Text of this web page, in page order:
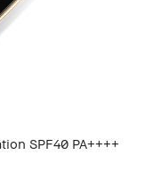
SPF40 PA++++